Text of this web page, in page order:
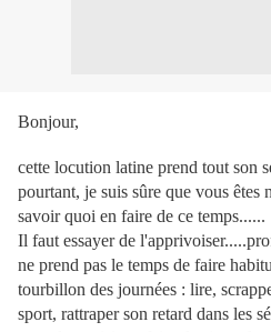
Bonjour,
cette locution latine prend tout son
pourtant, je suis sûre que vous êtes
savoir quoi en faire de ce temps......
Il faut essayer de
ne prend pas le temps de faire
tourbillon des journées : lire,
sport, rattraper son retard dans les